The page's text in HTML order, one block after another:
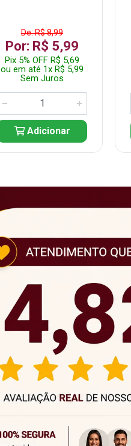
De: R$ 8,99
Por: R$ 5,99
Pix 5% OFF R$ 5,69
ou em até 1x R$ 5,99
Sem Juros
Adicionar